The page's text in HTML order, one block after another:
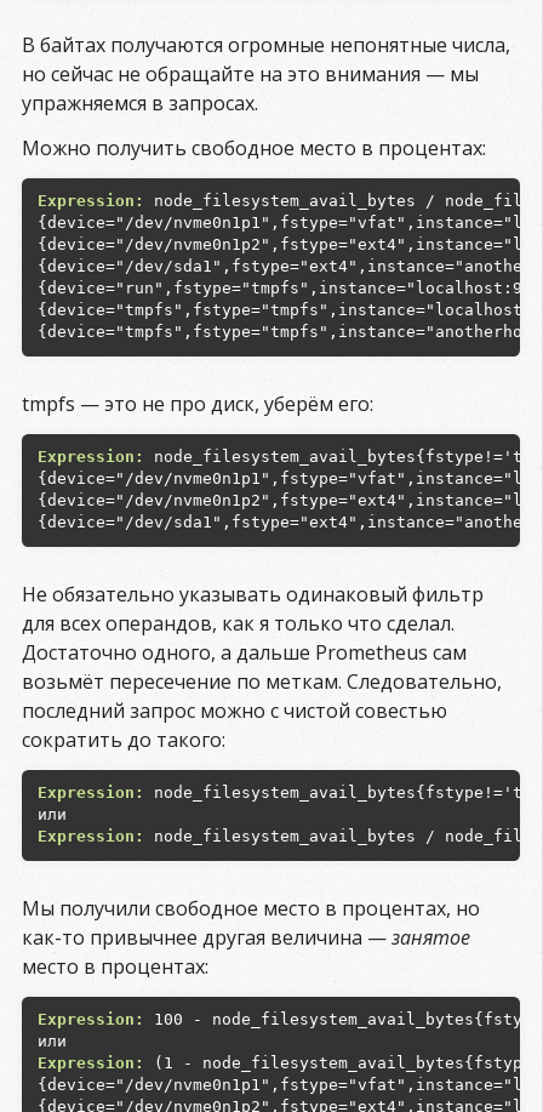
В байтах получаются огромные непонятные числа,
но сейчас не обращайте на это внимания — мы
упражняемся в запросах.
Можно получить свободное место в процентах:
Expression:
node_filesystem_avail_bytes /
{device="/dev/
{device="/dev/
{device="/dev/
tmpfs — это не про диск, уберём его:
Expression:
{device="/dev/
{device="/dev/
Не обязательно указывать одинаковый фильтр
для всех операндов, как я только что сделал.
Достаточно одного, а дальше Prometheus сам
возьмёт пересечение по меткам. Следовательно,
последний запрос можно с чистой совестью
сократить до такого:
Expression:
Expression:
Мы получили свободное место в процентах, но
как-то привычнее другая величина —занятое
место в процентах:
Expression:
100 -
Expression:
(1 -
{device="/dev/
{device="/dev/